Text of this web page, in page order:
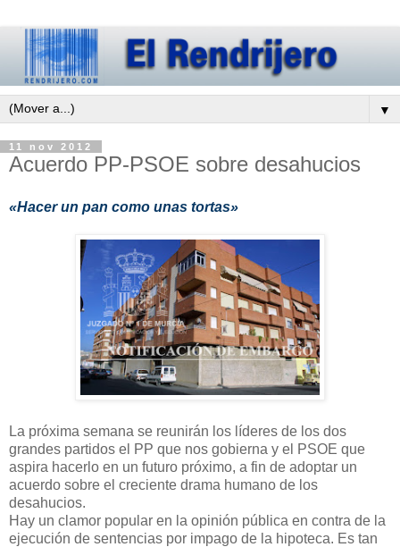
▼
11 nov 2012
Acuerdo PP-PSOE sobre desahucios
«Hacer un pan como unas tortas»
La próxima semana se reunirán los líderes de los dos
grandes partidos el PP que nos gobierna y el PSOE que
aspira hacerlo en un futuro próximo, a fin de adoptar un
acuerdo sobre el creciente drama humano de los
desahucios.
Hay un clamor popular en la opinión pública en contra de la
ejecución de sentencias por impago de la hipoteca. Es tan